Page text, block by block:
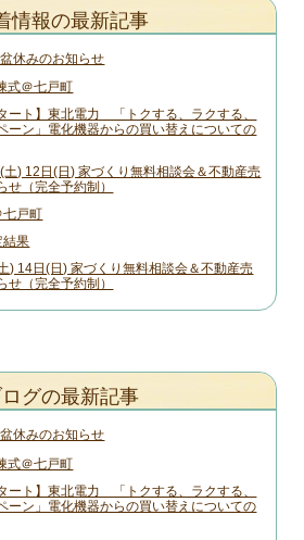
情報の最新記事
休みのお知らせ
式＠七戸町
ート】東北電力 「トクする、ラクする、
ーン」電化機器からの買い替えについての
土) 12日(日) 家づくり無料相談会＆不動産売
せ（完全予約制）
七戸町
結果
) 14日(日) 家づくり無料相談会＆不動産売
せ（完全予約制）
グの最新記事
休みのお知らせ
式＠七戸町
ート】東北電力 「トクする、ラクする、
ーン」電化機器からの買い替えについての